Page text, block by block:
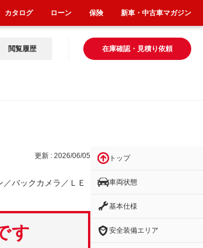
在庫確認・見積り依頼
閲覧履歴
更新 : 2026/06/05
バックカメラ／ＬＥ
す
トップ
車両状態
基本仕様
安全装備エリア
カタログ ローン 保険 新車・中古車マガジン